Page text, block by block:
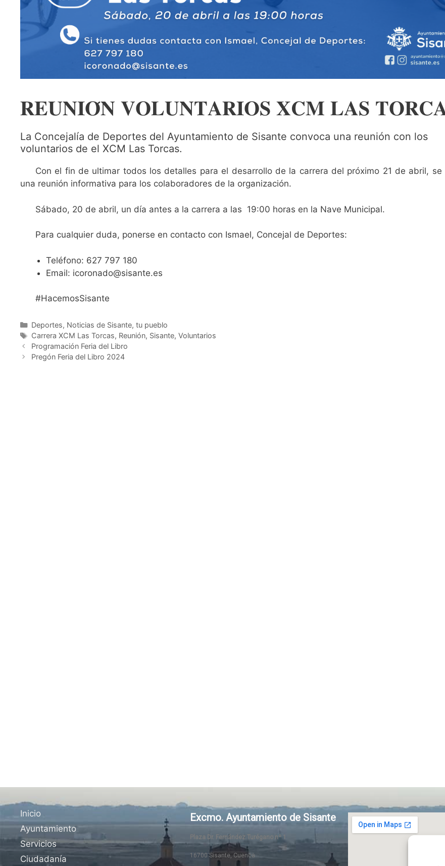
𝐑𝐄𝐔𝐍𝐈𝐎́𝐍 𝐕𝐎𝐋𝐔𝐍𝐓𝐀𝐑𝐈𝐎𝐒 𝐗𝐂𝐌 𝐋𝐀𝐒
La Concejalía de Deportes del Ayuntamiento de Sisante convoca una reunión con los
voluntarios de el XCM Las Torcas.
Con el fin de ultimar todos los detalles para el desarrollo de la carrera del próximo 21 de abril, se
una reunión informativa para los colaboradores de la organización.
Sábado, 20 de abril, un día antes a la carrera a las 19:00 horas en la Nave Municipal.
Para cualquier duda, ponerse en contacto con Ismael, Concejal de Deportes:
Teléfono: 627 797 180
Email: icoronado@sisante.es
#HacemosSisante
Deportes, Noticias de Sisante, tu pueblo
Carrera XCM Las Torcas, Reunión, Sisante, Voluntarios
Programación Feria del Libro
Pregón Feria del Libro 2024
Inicio
Ayuntamiento
Servicios
Ciudadanía
Excmo. Ayuntamiento de Sisante
Plaza Dr. Fernández Turégano nº 1
16700 Sisante, Cuenca